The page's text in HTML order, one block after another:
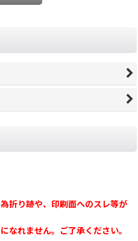
折り跡や、印刷面へのスレ等が
なれません。ご了承ください。